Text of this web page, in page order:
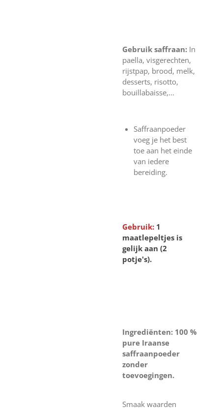
Gebruik saffraan: In
paella, visgerechten,
rijstpap, brood, melk,
desserts, risotto,
bouillabaisse,...
Saffraanpoeder
voeg je het best
toe aan het einde
van iedere
bereiding.
Gebruik: 1
maatlepeltjes is
gelijk aan (2
potje's).
Ingrediënten: 100 %
pure Iraanse
saffraanpoeder
zonder
toevoegingen.
Smaak waarden